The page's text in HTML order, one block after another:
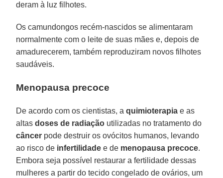
deram à luz filhotes.
Os camundongos recém-nascidos se alimentaram
normalmente com o leite de suas mães e, depois de
amadurecerem, também reproduziram novos filhotes
saudáveis.
Menopausa precoce
De acordo com os cientistas, aquimioterapia e as
altasdoses de radiação utilizadas no tratamento do
câncer pode destruir os ovócitos humanos, levando
ao risco de infertilidade e de menopausa precoce.
Embora seja possível restaurar a fertilidade dessas
mulheres a partir do tecido congelado de ovários, um